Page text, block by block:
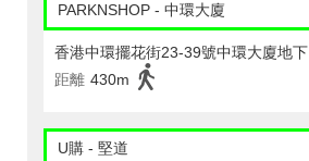
PARKNSHOP - 中環大廈
香港中環擺花街23-39號中環大廈地下
距離 430m
U購 - 堅道